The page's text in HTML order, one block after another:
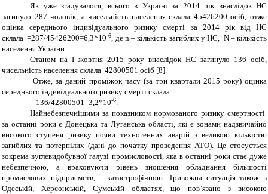
Як уже згадувалося, всього в Україні за 2014 рік внаслідок НС
загинуло 287 чоловік, а чисельність населення склала 45426200 осіб, отже
оцінка середнього індивідуального ризику смерті за 2014 рік від НС
склала =287/45426200=6,3*10-6, де n – кількість загиблих у НС, N – кількість
населення України.
Станом на I жовтня 2015 року внаслідок НС загинуло 136 осіб,
чисельність населення склала 42800501 осіб [8].
Отже, за даний проміжок часу (за три квартали 2015 року) оцінка
середнього індивідуального ризику смерті склала
=136/42800501=3,2*10-6.
Найнебезпечнішими за показником нормованого ризику смертності
за останні роки є Донецька та Луганська області, які є зонами надзвичайно
високого ступеня ризику появи техногенних аварій з великою кількістю
загиблих та потерпілих (дані до початку проведення АТО). Це стосується
зокрема вуглевидобувної галузі промисловості, яка в останні роки стає дуже
небезпечною, а враховуючи рівень зношення обладнання більшості
промислових підприємств, – катастрофічною. Тривожна ситуація також в
Одеській, Херсонській, Сумській областях, що пов`язано з високою